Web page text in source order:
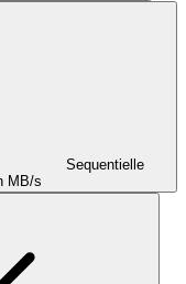
Sequentielle
MB/s